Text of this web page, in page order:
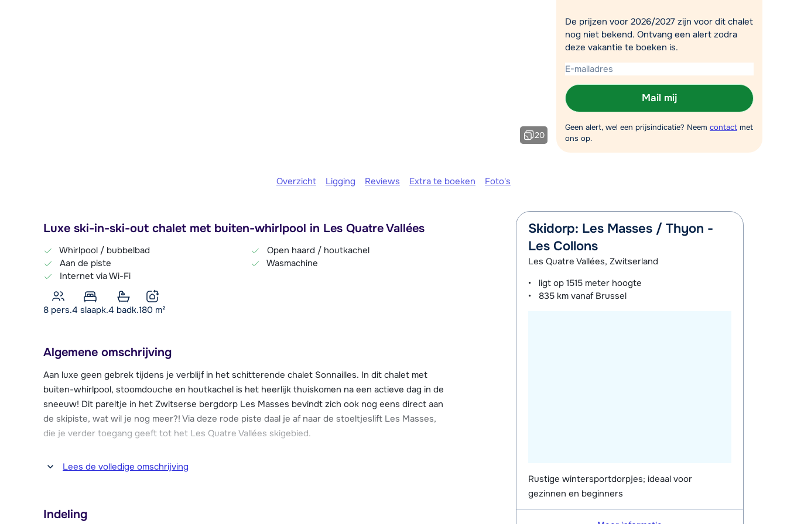
Plan een terugbelverzoek
We zijn er vandaag om 10:00 uur.
Bel ons via 03 3037838
20
De prijzen voor 2026/2027 zijn voor dit chalet
nog niet bekend. Ontvang een alert zodra
deze vakantie te boeken is.
Mail mij
Geen alert, wel een prijsindicatie? Neem contact met
ons op.
Overzicht Ligging Reviews Extra te boeken Foto's
Luxe ski-in-ski-out chalet met buiten-whirlpool in Les Quatre Vallées
Whirlpool / bubbelbad
Aan de piste
Internet via Wi-Fi
Open haard / houtkachel
Wasmachine
8 pers.4 slaapk.4 badk.180 m²
Algemene omschrijving
Aan luxe geen gebrek tijdens je verblijf in het schitterende chalet Sonnailles. In dit chalet met
buiten-whirlpool, stoomdouche en houtkachel is het heerlijk thuiskomen na een actieve dag in de
sneeuw! Dit pareltje in het Zwitserse bergdorp Les Masses bevindt zich ook nog eens direct aan
de skipiste, wat wil je nog meer?! Via deze rode piste daal je af naar de stoeltjeslift Les Masses,
die je verder toegang geeft tot het Les Quatre Vallées skigebied.
Chalet Sonnailles is sfeervol ingericht met gebruik van hoogwaardige materialen en oog voor
televisie en de ander met houtkachel. Ook in de buiten-whirlpool op het balkon is het heerlijk
vertoeven! Een Wi-Fi internetverbinding en skiberging met skischoenendroger zijn ook aanwezig
Lees de volledige omschrijving
Indeling
Skidorp: Les Masses / Thyon -
Les Collons
Les Quatre Vallées, Zwitserland
ligt op1515 meter hoogte
835 km vanaf Brussel
Rustige wintersportdorpjes; ideaal voor
gezinnen en beginners